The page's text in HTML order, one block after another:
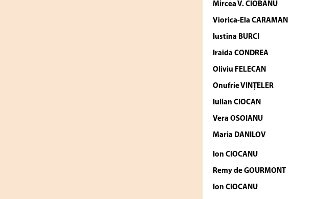
Mircea V. CIOBANU
Viorica-Ela CARAMAN
Iustina BURCI
Iraida CONDREA
Oliviu FELECAN
Onufrie VINŢELER
Iulian CIOCAN
Vera OSOIANU
Maria DANILOV
Ion CIOCANU
Remy de GOURMONT
Ion CIOCANU